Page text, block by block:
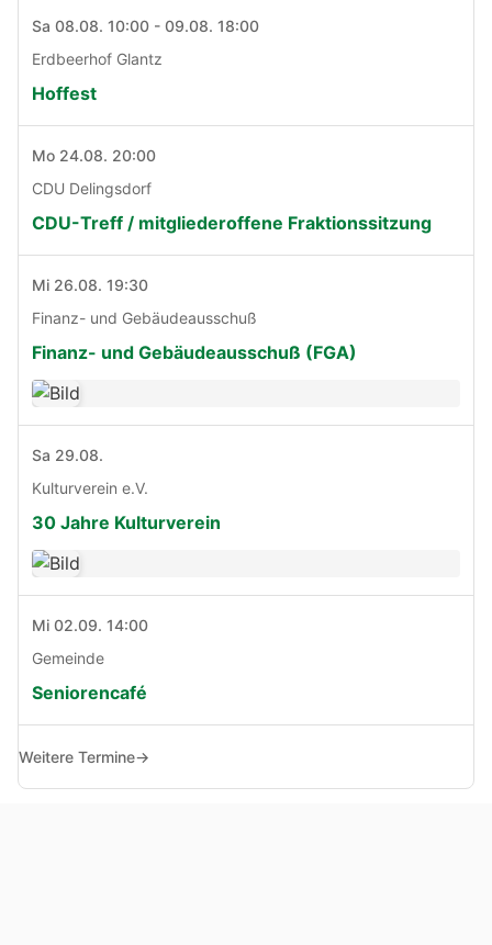
Sa 08.08. 10:00 - 09.08. 18:00
Erdbeerhof Glantz
Hoffest
Mo 24.08. 20:00
CDU Delingsdorf
CDU-Treff / mitgliederoffene Fraktionssitzung
Mi 26.08. 19:30
Finanz- und Gebäudeausschuß
Finanz- und Gebäudeausschuß (FGA)
Sa 29.08.
Kulturverein e.V.
30 Jahre Kulturverein
Mi 02.09. 14:00
Gemeinde
Seniorencafé
Weitere Termine→